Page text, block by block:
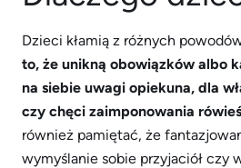
Dzieci kłamią z różnych
to, że unikną obowiązków albo
na siebie uwagi opiekuna, dla
czy chęci zaimponowania
również pamiętać, że
wymyślanie sobie przyjaciół czy